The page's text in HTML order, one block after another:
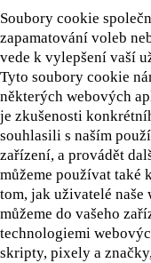
Soubory cookie
zapamatování voleb
vede k vylepšení vaší
Tyto soubory cookie
některých webových
je zkušenosti
souhlasili s naším
zařízení, a provádět
můžeme používat také
tom, jak uživatelé naše
můžeme do vašeho
technologiemi
skripty, pixely a